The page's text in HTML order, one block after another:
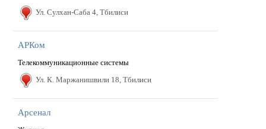
Ул. Сулxан-Саба 4, Тбилиси
АРКом
Телекоммуникационные системы
Ул. К. Маржанишвили 18, Тбилиси
Арсенал